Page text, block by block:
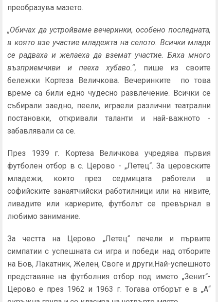
преобразува мазето.
„Обичах да устройваме вечеринки, особено последната,
в която взе участие младежта на селото. Всички млади
се радваха и желаеха да вземат участие. Бяха много
възприемчиви и пееха хубаво.“, пише из своите
бележки Кортеза Величкова. Вечеринките по това
време са били едно чудесно развлечение. Всички се
събирали заедно, пеели, играели различни театрални
постановки, откривали таланти и най-важното -
забавлявали са се.
През 1939 г. Кортеза Величкова учредява първия
футболен отбор в с. Церово - „Летец“. За церовските
младежи, които през седмицата работели в
софийските занаятчийски работилници или на нивите,
ливадите или кариерите, футболът се превърнал в
любимо занимание.
За честта на Церово „Летец“ печели и първите
симпатии с успешната си игра и победи над отборите
на Бов, Лакатник, Желен, Своге и други.Най-успешното
представяне на футболния отбор под името „Зенит“-
Церово е през 1962 и 1963 г. Тогава отборът е в „А“